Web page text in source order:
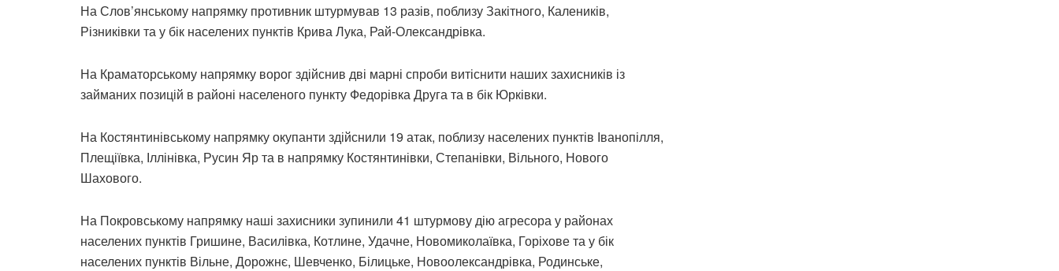
На Слов’янському напрямку противник штурмував 13 разів, поблизу Закітного, Калеників,
Різниківки та у бік населених пунктів Крива Лука, Рай-Олександрівка.
На Краматорському напрямку ворог здійснив дві марні спроби витіснити наших захисників із
займаних позицій в районі населеного пункту Федорівка Друга та в бік Юрківки.
На Костянтинівському напрямку окупанти здійснили 19 атак, поблизу населених пунктів Іванопілля,
Плещіївка, Іллінівка, Русин Яр та в напрямку Костянтинівки, Степанівки, Вільного, Нового
Шахового.
На Покровському напрямку наші захисники зупинили 41 штурмову дію агресора у районах
населених пунктів Гришине, Василівка, Котлине, Удачне, Новомиколаївка, Горіхове та у бік
населених пунктів Вільне, Дорожнє, Шевченко, Білицьке, Новоолександрівка, Родинське,